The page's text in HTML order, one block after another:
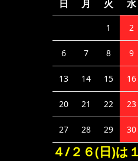
日
月 火 水
1 2
6 7 8 9
13 14 15 16
20 21 22 23
27 28 29 30
４/２６(日)は